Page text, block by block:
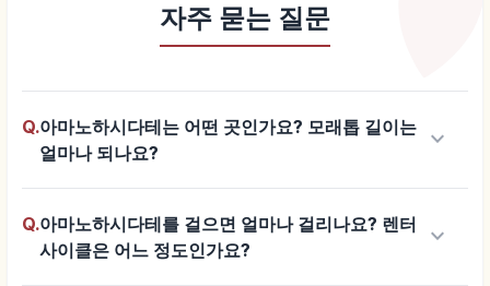
자주 묻는 질문
Q.아마노하시다테는 어떤 곳인가요? 모래톱 길이는
얼마나 되나요?
keyboard_arrow_down
Q.아마노하시다테를 걸으면 얼마나 걸리나요? 렌터
사이클은 어느 정도인가요?
keyboard_arrow_down